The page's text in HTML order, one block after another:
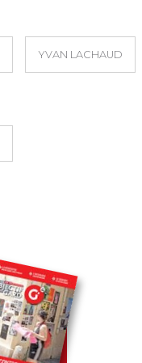
YVAN LACHAUD